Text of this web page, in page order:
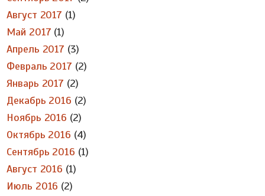
Август 2017 (1)
Май 2017 (1)
Апрель 2017 (3)
Февраль 2017 (2)
Январь 2017 (2)
Декабрь 2016 (2)
Ноябрь 2016 (2)
Октябрь 2016 (4)
Сентябрь 2016 (1)
Август 2016 (1)
Июль 2016 (2)